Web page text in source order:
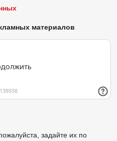
материалов
задайте их по